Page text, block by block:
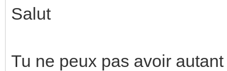
Salut
Tu ne peux pas avoir